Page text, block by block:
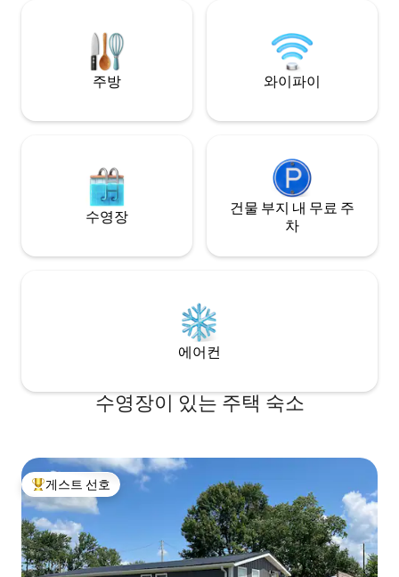
Smart TVs & Wi-Fi Book now or tap ❤️ to
도로에서 몇 걸음
호숫가 휴양지가 기
예약하거나 ❤️을
주방 와이파이
수영장
건물 부지 내 무료 주
차
에어컨
수영장이 있는 주택 숙소
상위 게스트 선호
게스트 선호